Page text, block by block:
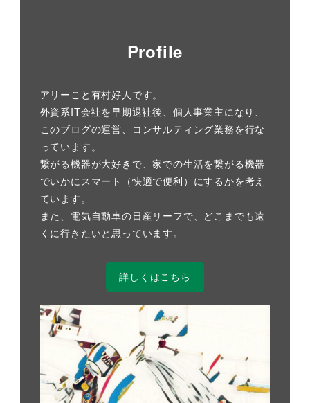
Profile
アリーこと有村好人です。
外資系IT会社を早期退社後、個人事業主になり、
このブログの運営、コンサルティング業務を行な
っています。
繋がる機器が大好きで、家での生活を繋がる機器
でいかにスマート（快適で便利）にするかを考え
ています。
また、電気自動車の日産リーフで、どこまでも遠
くに行きたいと思っています。
詳しくはこちら